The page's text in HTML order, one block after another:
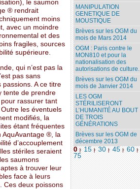
le saumon
® rendrait
moins
avec un moindre
et des
fragiles, sources
supérieure.
qui n’est pas la
pas sans
passions. A ce titre
tente de prendre
rassurer tant
les éventuels
modifiés, la
étant fréquentes
®, la
d’accouplement
stériles seraient
saumons
à trouver leur
face à leurs
Ces deux poissons
MANIPULATION
GENETIQUE DE
MOUSTIQUE
Brèves sur les OGM du
mois de Mars 2014
OGM : Paris contre le
MON810 et pour la
nationalisation des
autorisations de culture.
Brèves sur les OGM du
mois de Janvier 2014
LES OGM
STÉRILISERONT
L’HUMANITÉ AU BOUT
DE TROIS
GÉNÉRATIONS
Brèves sur les OGM de
décembre 2013
0 | 15 | 30 | 45 | 60 |
75